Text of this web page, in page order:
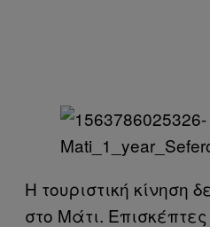
Η τουριστική κίνηση
στο Μάτι.